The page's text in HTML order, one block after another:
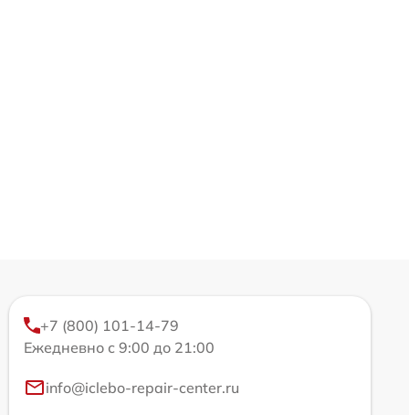
+7 (800) 101-14-79
Ежедневно с 9:00 до 21:00
info@iclebo-repair-center.ru